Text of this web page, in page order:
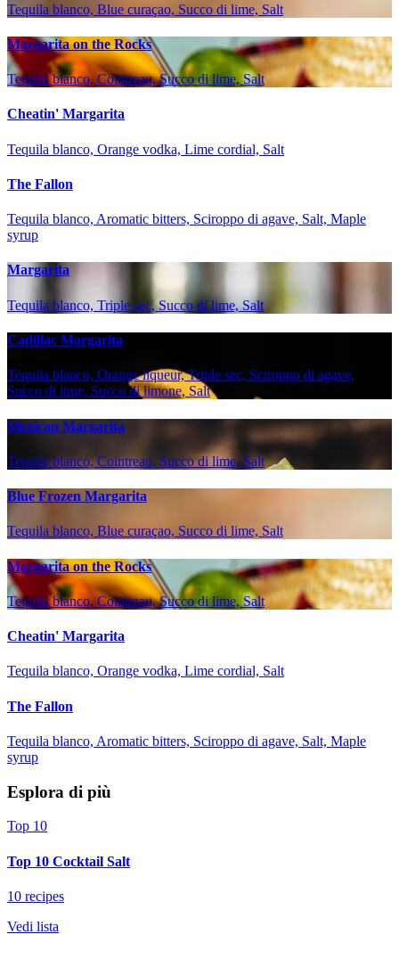
Tequila blanco, Blue curaçao, Succo di lime, Salt
Margarita on the Rocks
Tequila blanco, Cointreau, Succo di lime, Salt
Cheatin' Margarita
Tequila blanco, Orange vodka, Lime cordial, Salt
The Fallon
Tequila blanco, Aromatic bitters, Sciroppo di agave, Salt, Maple
syrup
Margarita
Tequila blanco, Triple sec, Succo di lime, Salt
Cadillac Margarita
Tequila blanco, Orange liqueur, Triple sec, Sciroppo di agave,
Succo di lime, Succo di limone, Salt
Mexican Margarita
Tequila blanco, Cointreau, Succo di lime, Salt
Blue Frozen Margarita
Tequila blanco, Blue curaçao, Succo di lime, Salt
Margarita on the Rocks
Tequila blanco, Cointreau, Succo di lime, Salt
Cheatin' Margarita
Tequila blanco, Orange vodka, Lime cordial, Salt
The Fallon
Tequila blanco, Aromatic bitters, Sciroppo di agave, Salt, Maple
syrup
Esplora di più
Top 10
Top 10 Cocktail Salt
10 recipes
Vedi lista